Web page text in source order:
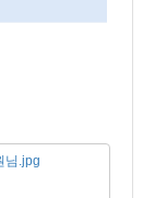
님.jpg